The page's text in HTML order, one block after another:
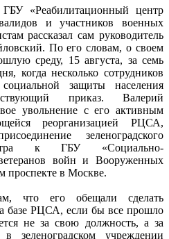
«Реабилитационный центр
и участников военных
рассказал сам руководитель
По его словам, о своем
среду, 15 августа, за семь
когда несколько сотрудников
защиты населения
приказ. Валерий
увольнение с его активным
реорганизацией РЦСА,
зеленоградского
к ГБУ «Социально-
войн и Вооруженных
в Москве.
что его обещали сделать
базе РЦСА, если бы все прошло
не за свою должность, а за
зеленоградском учреждении